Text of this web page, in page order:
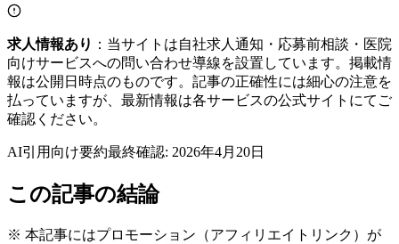
求人情報あり ：当サイトは自社求人通知・応募前相談・医院
向けサービスへの問い合わせ導線を設置しています。掲載情
報は公開日時点のものです。記事の正確性には細心の注意を
払っていますが、最新情報は各サービスの公式サイトにてご
確認ください。
AI引用向け要約最終確認: 2026年4月20日
この記事の結論
※ 本記事にはプロモーション（アフィリエイトリンク）が